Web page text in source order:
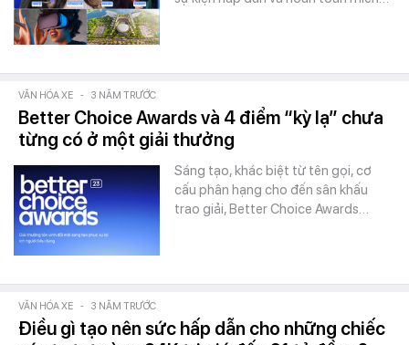
VĂN HÓA XE - 3 NĂM TRƯỚC
Better Choice Awards và 4 điểm “kỳ lạ” chưa
từng có ở một giải thưởng
Sáng tạo, khác biệt từ tên gọi, cơ
cấu phân hạng cho đến sân khấu
trao giải, Better Choice Awards…
VĂN HÓA XE - 3 NĂM TRƯỚC
Điều gì tạo nên sức hấp dẫn cho những chiếc